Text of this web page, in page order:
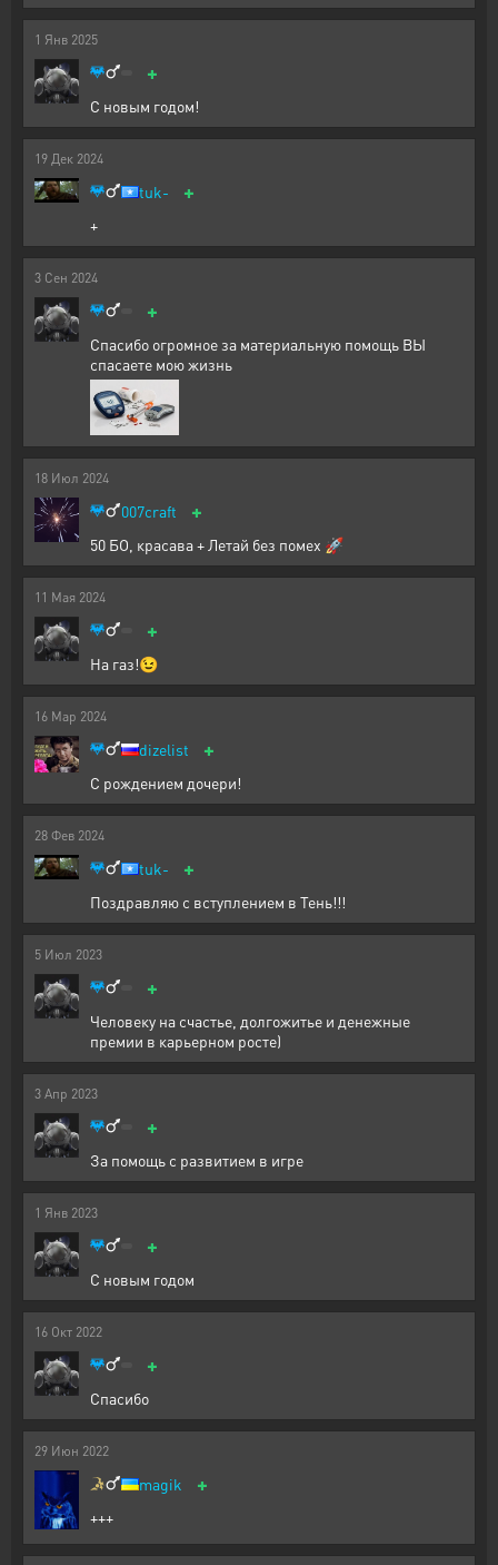
1 Янв 2025
+
С новым годом!
19 Дек 2024
tuk- +
+
3 Сен 2024
+
Спасибо огромное за материальную помощь ВЫ
спасаете мою жизнь
18 Июл 2024
007craft +
50 БО, красава + Летай без помех 🚀
11 Мая 2024
+
На газ!😉
16 Мар 2024
dizelist +
С рождением дочери!
28 Фев 2024
tuk- +
Поздравляю с вступлением в Тень!!!
5 Июл 2023
+
Человеку на счастье, долгожитье и денежные
премии в карьерном росте)
3 Апр 2023
+
За помощь с развитием в игре
1 Янв 2023
+
С новым годом
16 Окт 2022
+
Спасибо
29 Июн 2022
magik +
+++